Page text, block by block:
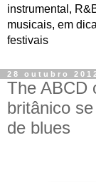
instrumental,
musicais, em
festivais
28 outubro
The ABCD
britânico
de blues